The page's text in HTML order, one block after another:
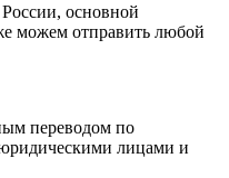
основной
можем отправить любой
переводом по
лицами и